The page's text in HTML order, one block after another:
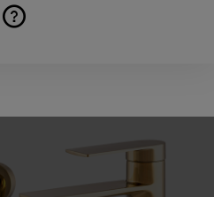
kosztów płatności